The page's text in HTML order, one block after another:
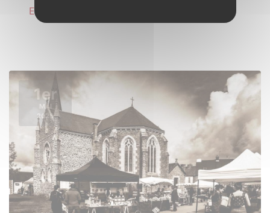
En savoir plus
1er
MAI
2026